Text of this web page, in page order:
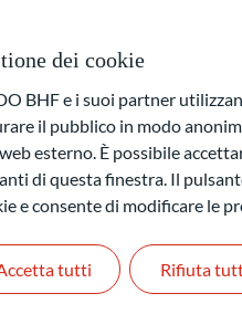
emessi da società
è denominato in euro. Il
8 (1) del
servizi finanziari (il
proprietario di ODDO BHF
rischio di perdita di capitale.
indicativi di quelli futuri e
dei cookie
BHF e i suoi partner
il pubblico in modo
esterno. È possibile
di questa finestra. Il
e consente di modificare le
Rifiuta
tutti